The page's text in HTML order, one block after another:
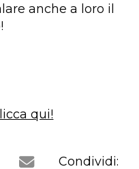
anche a loro il
qui!
Condividi: